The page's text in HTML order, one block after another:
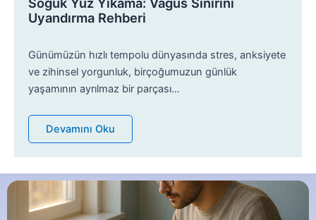
Uyandırma Rehberi
Günümüzün hızlı tempolu dünyasında stres, anksiyete
ve zihinsel yorgunluk, birçoğumuzun günlük
yaşamının ayrılmaz bir parçası…
Devamını Oku